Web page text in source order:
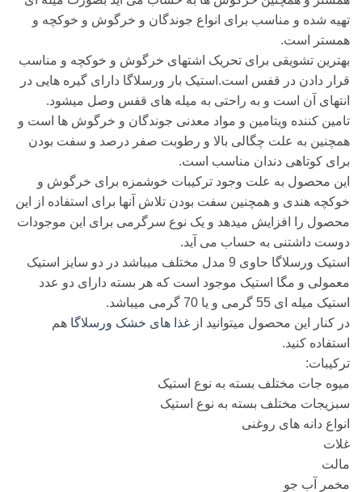
تهیه شده و مناسب برای انواع جوندگان و خرگوش و خوکچه و
همستر است.
بهترین تشویقی برای تحریک اشتهای خرگوش و خوکچه و مناسب
قرار دادن در قفس است.استیک بار ورسلاگا دارای گیره هایی در
انتهای آن است و به راحتی به میله های قفس وصل میشود.
تامین کننده ویتامین و مواد معدنی جوندگان و خرگوش ها است و
همچنین به علت چگالی بالا و رطوبت صفر درصد و سفت بودن
برای کوتاهی دندان مناسب است.
این محصول به علت وجود ترکیبات خوشمزه برای خرگوش و
خوکچه هندی و همچنین سفت بودن تلاش آنها برای استفاده از این
محصول را افزایش میدهد و یک نوع سرگرمی برای این موجودات
دوست داشتنی به حساب می آید.
استیک ورسلاگا حاوی 9 مدل مختلف میباشد در دو سایز استیک
معمولی و مگا استیک موجود است که هر بسته دارای دو عدد
استیک میله ای 55 گرمی و یا 70 گرمی میباشد.
در کنار این محصول میتوانید از غذا های خشک ورسلاگا هم
استفاده کنید.
ترکیبات:
میوه جات مختلف بسته به نوع استیک
سبزیجات مختلف بسته به نوع استیک
انواع دانه های روغنی
غلات
مالت
مخمر آب جو